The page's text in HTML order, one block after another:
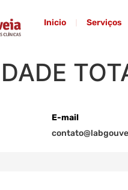
Inicio Serviços
E-mail